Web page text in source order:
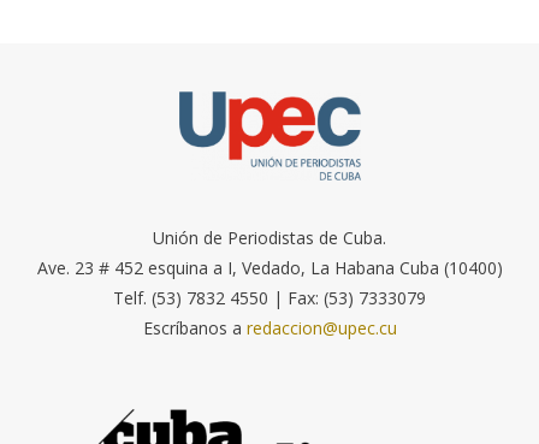
Unión de Periodistas de Cuba.
Ave. 23 # 452 esquina a I, Vedado, La Habana Cuba (10400)
Telf. (53) 7832 4550 | Fax: (53) 7333079
Escríbanos a redaccion@upec.cu